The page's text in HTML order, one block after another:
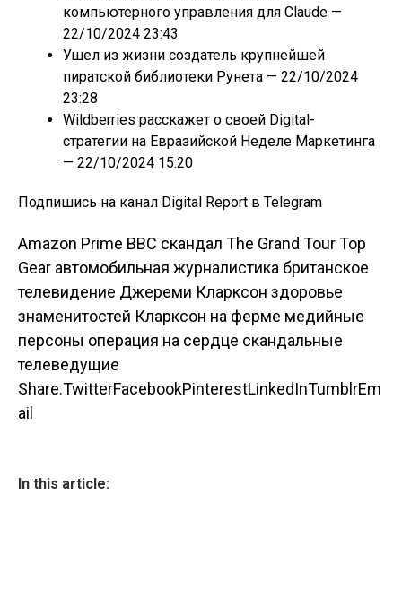
компьютерного управления для Claude —
22/10/2024 23:43
Ушел из жизни создатель крупнейшей
пиратской библиотеки Рунета — 22/10/2024
23:28
Wildberries расскажет о своей Digital-
стратегии на Евразийской Неделе Маркетинга
— 22/10/2024 15:20
Подпишись на канал Digital Report в Telegram
Amazon Prime BBC скандал The Grand Tour Top
Gear автомобильная журналистика британское
телевидение Джереми Кларксон здоровье
знаменитостей Кларксон на ферме медийные
персоны операция на сердце скандальные
телеведущие
Share.TwitterFacebookPinterestLinkedInTumblrEm
ail
In this article: